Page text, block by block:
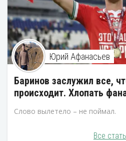
Юрий Афанасьев
Баринов заслужил все,
происходит. Хлопать
Слово вылетело – не поймал.
Все